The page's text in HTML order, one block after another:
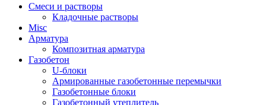
Cмеси и растворы
Кладочные растворы
Misc
Арматура
Композитная арматура
Газобетон
U-блоки
Армированные газобетонные перемычки
Газобетонные блоки
Газобетонный утеплитель